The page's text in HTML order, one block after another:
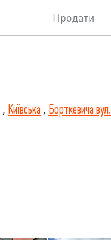
Продати
, Київська , Борткевича вул.